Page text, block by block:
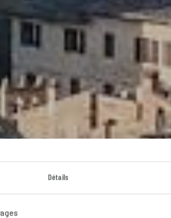
Détails Italie